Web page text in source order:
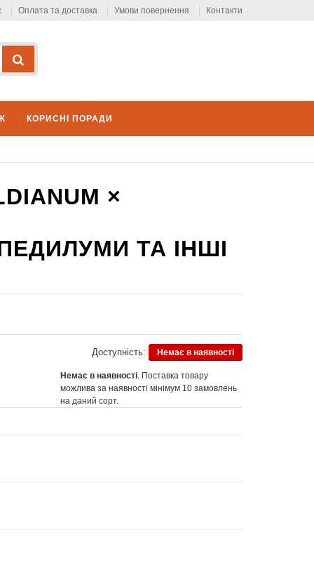
Оплата та доставка Умови повернення Контакти
КОРИСНІ ПОРАДИ
×
ТА ІНШІ
Доступність: Немає в наявності
Немає в наявності. Поставка товару
можлива за наявності мінімум 10 замовлень
на даний сорт.